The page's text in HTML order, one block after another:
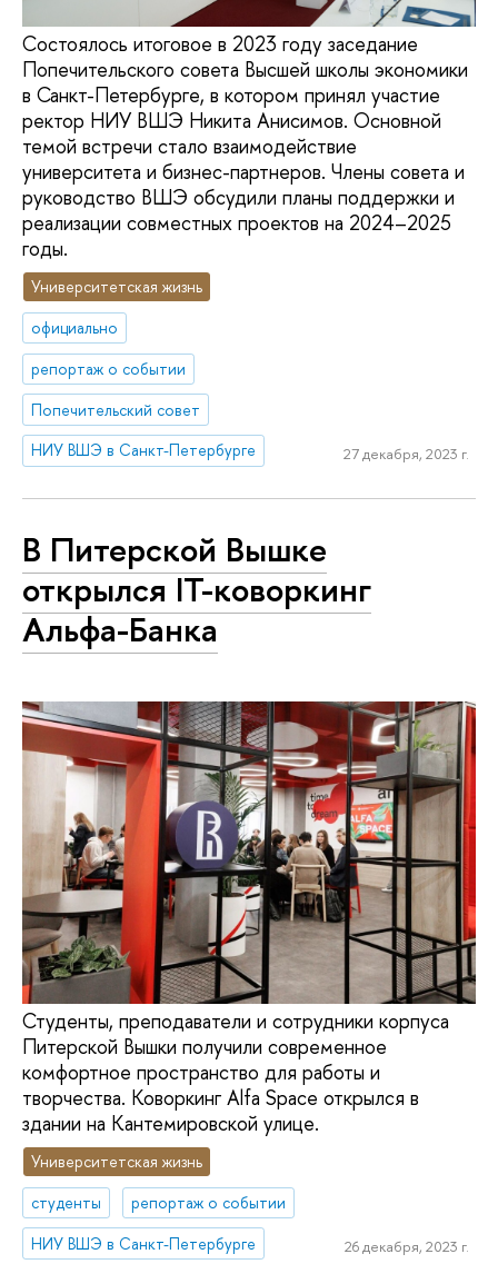
Состоялось итоговое в 2023 году заседание
Попечительского совета Высшей школы экономики
в Санкт-Петербурге, в котором принял участие
ректор НИУ ВШЭ Никита Анисимов. Основной
темой встречи стало взаимодействие
университета и бизнес-партнеров. Члены совета и
руководство ВШЭ обсудили планы поддержки и
реализации совместных проектов на 2024–2025
годы.
Университетская жизнь
официально
репортаж о событии
Попечительский совет
НИУ ВШЭ в Санкт-Петербурге
27 декабря, 2023 г.
В Питерской Вышке
открылся IT-коворкинг
Альфа-Банка
Студенты, преподаватели и сотрудники корпуса
Питерской Вышки получили современное
комфортное пространство для работы и
творчества. Коворкинг Alfa Space открылся в
здании на Кантемировской улице.
Университетская жизнь
студенты
репортаж о событии
НИУ ВШЭ в Санкт-Петербурге
26 декабря, 2023 г.